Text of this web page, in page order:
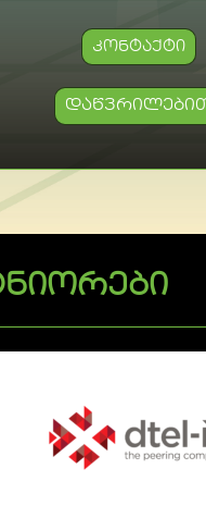
ᲙᲝᲜᲢᲐᲥᲢᲘ